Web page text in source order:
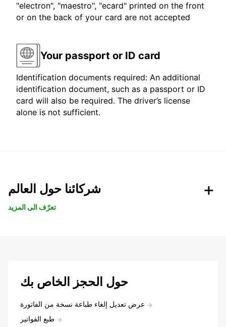
"electron", "maestro", "ecard" printed on the front
or on the back of your card are not accepted
Your passport or ID card
Identification documents required: An additional
identification document, such as a passport or ID
card will also be required. The driver’s license
alone is not sufficient.
شركائنا حول العالم
تعرّف الى المزيد
حول الحجز الخاص بك
عرض تعديل إلغاء طباعة نسخة من الفاتورة
طبع الفواتير